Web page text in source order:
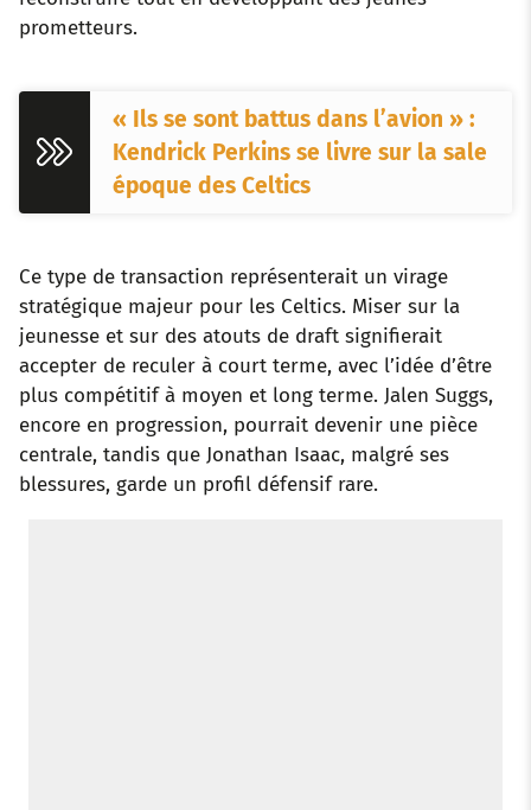
prometteurs.
« Ils se sont battus dans l’avion » :
Kendrick Perkins se livre sur la sale
époque des Celtics
Ce type de transaction représenterait un virage
stratégique majeur pour les Celtics. Miser sur la
jeunesse et sur des atouts de draft signifierait
accepter de reculer à court terme, avec l’idée d’être
plus compétitif à moyen et long terme. Jalen Suggs,
encore en progression, pourrait devenir une pièce
centrale, tandis que Jonathan Isaac, malgré ses
blessures, garde un profil défensif rare.